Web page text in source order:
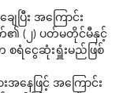
ေပြီး အကြောင်း
က်၏ (၂) ပတ်မတိုင်မီနှင့်
စရံငွေဆုံးရှူံးမည်ဖြစ်
အနေဖြင့် အကြောင်း